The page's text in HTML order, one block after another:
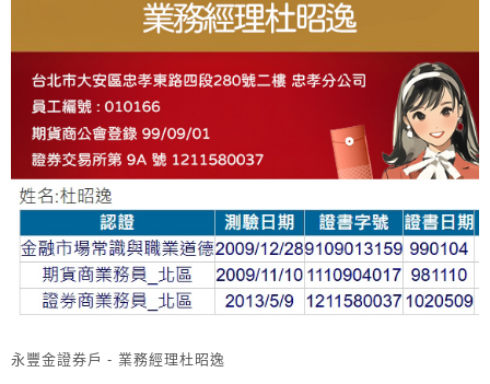
永豐金證券戶 - 業務經理杜昭逸